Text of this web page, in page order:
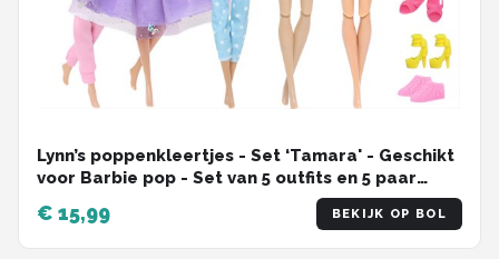
Lynn’s poppenkleertjes - Set ‘Tamara' - Geschikt
voor Barbie pop - Set van 5 outfits en 5 paar
schoenen - Kleding voor modepoppen -
Cadeauzakje
€ 15,99 BEKIJK OP BOL